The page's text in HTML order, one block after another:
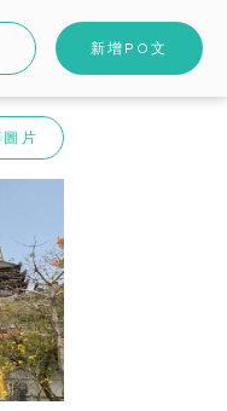
新增PO文
圖片